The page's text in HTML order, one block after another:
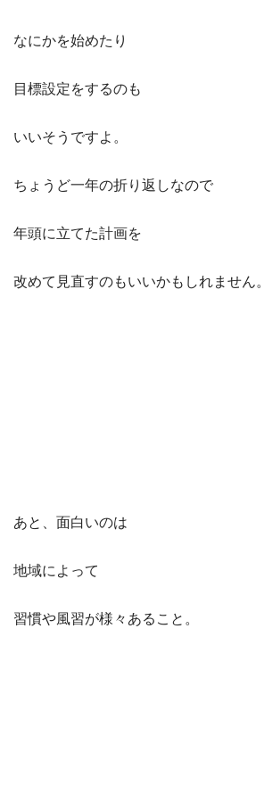
なにかを始めたり
目標設定をするのも
いいそうですよ。
ちょうど一年の折り返しなので
年頭に立てた計画を
改めて見直すのもいいかもしれません。
あと、面白いのは
地域によって
習慣や風習が様々あること。